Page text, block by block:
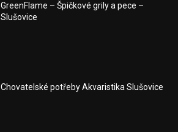
GreenFlame – Špičkové grily a pece –
Slušovice
Chovatelské potřeby Akvaristika Slušovice